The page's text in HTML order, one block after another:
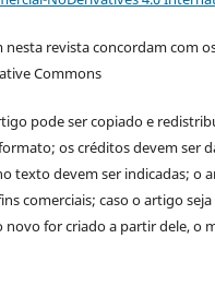
revista concordam com
Commons
pode ser copiado e
os créditos devem ser
texto devem ser indicadas; o
comerciais; caso o artigo
for criado a partir dele, o